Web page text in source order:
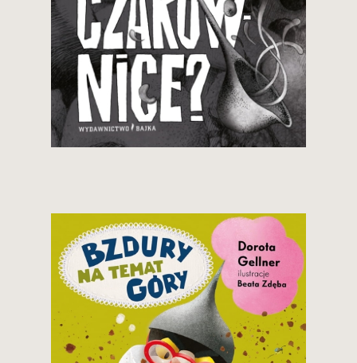
29,90 zł
Zobacz i kup